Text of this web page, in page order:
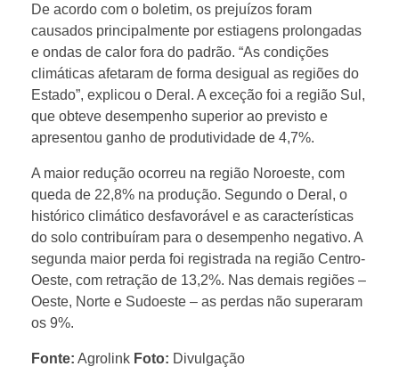
a
g
e
m
c
o
m
p
De acordo com o boletim, os prejuízos foram
causados principalmente por estiagens prolongadas
e ondas de calor fora do padrão. “As condições
climáticas afetaram de forma desigual as regiões do
Estado”, explicou o Deral. A exceção foi a região Sul,
que obteve desempenho superior ao previsto e
apresentou ganho de produtividade de 4,7%.
A maior redução ocorreu na região Noroeste, com
queda de 22,8% na produção. Segundo o Deral, o
histórico climático desfavorável e as características
do solo contribuíram para o desempenho negativo. A
segunda maior perda foi registrada na região Centro-
Oeste, com retração de 13,2%. Nas demais regiões –
Oeste, Norte e Sudoeste – as perdas não superaram
os 9%.
Fonte: Agrolink Foto: Divulgação